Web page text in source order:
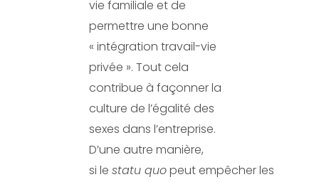
vie familiale et de
permettre une bonne
« intégration travail-vie
privée ». Tout cela
contribue à façonner la
culture de l’égalité des
sexes dans l’entreprise.
D’une autre manière,
si le statu quopeut empêcher les